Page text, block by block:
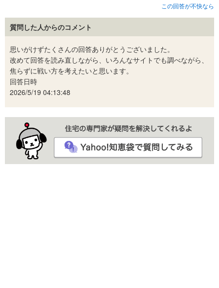
この回答が不快なら
質問した人からのコメント
思いがけずたくさんの回答ありがとうございました。
改めて回答を読み直しながら、いろんなサイトでも調べながら、
焦らずに戦い方を考えたいと思います。
回答日時
2026/5/19 04:13:48